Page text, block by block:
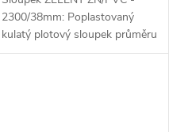
2300/38mm: Poplastovaný
kulatý plotový sloupek průměru
38 mm, výška 230 cm.